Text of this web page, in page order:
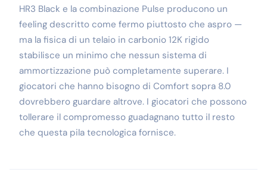
HR3 Black e la combinazione Pulse producono un
feeling descritto come fermo piuttosto che aspro —
ma la fisica di un telaio in carbonio 12K rigido
stabilisce un minimo che nessun sistema di
ammortizzazione può completamente superare. I
giocatori che hanno bisogno di Comfort sopra 8.0
dovrebbero guardare altrove. I giocatori che possono
tollerare il compromesso guadagnano tutto il resto
che questa pila tecnologica fornisce.